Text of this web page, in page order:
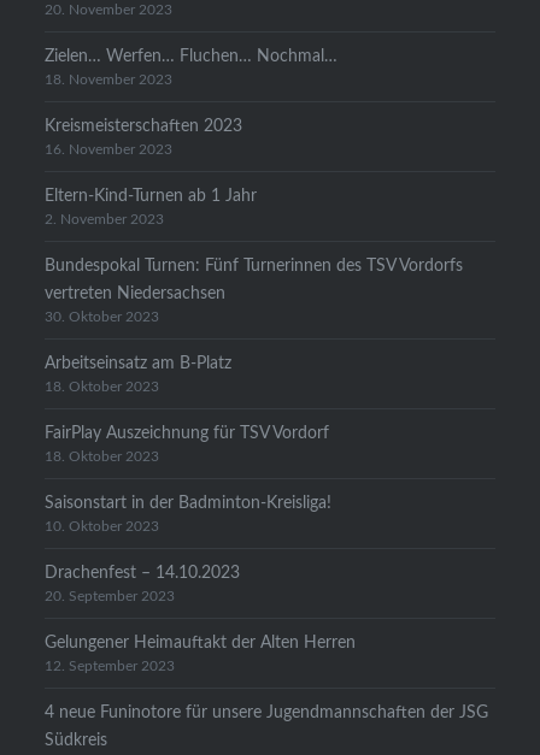
20. November 2023
Zielen… Werfen… Fluchen… Nochmal…
18. November 2023
Kreismeisterschaften 2023
16. November 2023
Eltern-Kind-Turnen ab 1 Jahr
2. November 2023
Bundespokal Turnen: Fünf Turnerinnen des TSV Vordorfs
vertreten Niedersachsen
30. Oktober 2023
Arbeitseinsatz am B-Platz
18. Oktober 2023
FairPlay Auszeichnung für TSV Vordorf
18. Oktober 2023
Saisonstart in der Badminton-Kreisliga!
10. Oktober 2023
Drachenfest – 14.10.2023
20. September 2023
Gelungener Heimauftakt der Alten Herren
12. September 2023
4 neue Funinotore für unsere Jugendmannschaften der JSG
Südkreis